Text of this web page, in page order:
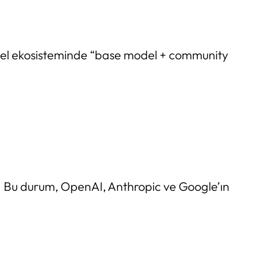
ekosisteminde “base model + community
durum, OpenAI, Anthropic ve Google’ın